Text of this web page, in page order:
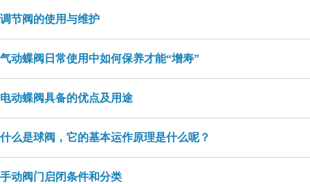
调节阀的使用与维护
气动蝶阀日常使用中如何保养才能“增寿”
电动蝶阀具备的优点及用途
什么是球阀，它的基本运作原理是什么呢？
手动阀门启闭条件和分类